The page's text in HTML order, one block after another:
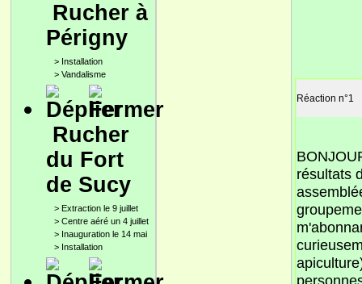
Rucher à
Périgny
> Installation
> Vandalisme
Rucher
du Fort
de Sucy
> Extraction le 9 juillet
> Centre aéré un 4 juillet
> Inauguration le 14 mai
> Installation
Réaction n°1
résultats